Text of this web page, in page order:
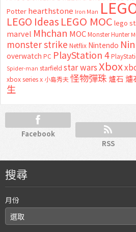
Potter hearthstone Iron Man
LEGO Ideas LEGO MOC lego
marvel Mhchan MOC Monster Hunter
monster strike Netflix Nintendo
overwatch PC PlayStation 4
Spider-man starfield star warsXbox
xbox series x 小島秀夫怪物彈珠 爐石 爐
生
Facebook
RSS
搜尋
月份